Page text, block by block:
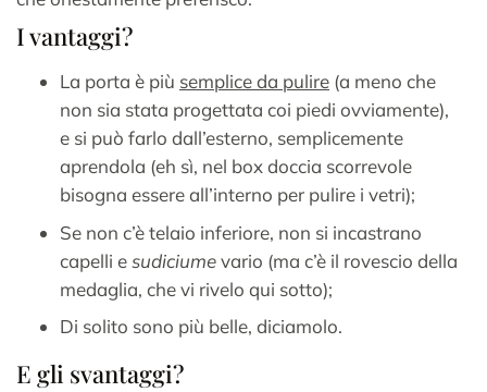
I vantaggi?
La porta è più semplice da pulire (a meno che
non sia stata progettata coi piedi ovviamente),
e si può farlo dall’esterno, semplicemente
aprendola (eh sì, nel box doccia scorrevole
bisogna essere all’interno per pulire i vetri);
Se non c’è telaio inferiore, non si incastrano
capelli esudiciumevario (ma c’è il rovescio della
medaglia, che vi rivelo qui sotto);
Di solito sono più belle, diciamolo.
E gli svantaggi?